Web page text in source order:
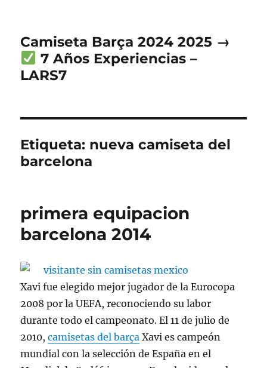
Camiseta Barça 2024 2025 →
7 Años Experiencias –
LARS7
Etiqueta: nueva camiseta del
barcelona
primera equipacion
barcelona 2014
Xavi fue elegido mejor jugador de la Eurocopa
2008 por la UEFA, reconociendo su labor
durante todo el campeonato. El 11 de julio de
2010,camisetas del barça Xavi es campeón
mundial con la selección de España en el